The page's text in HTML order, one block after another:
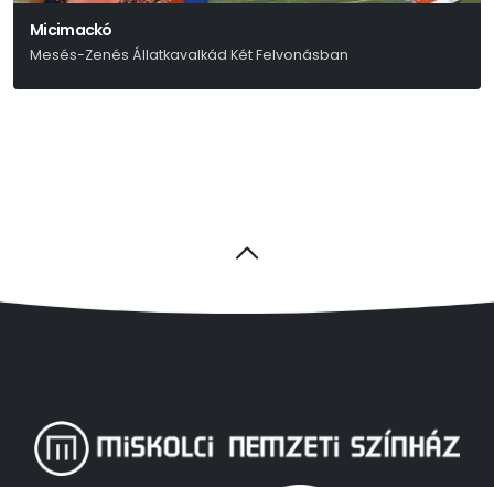
Micimackó
Mesés-Zenés Állatkavalkád Két Felvonásban